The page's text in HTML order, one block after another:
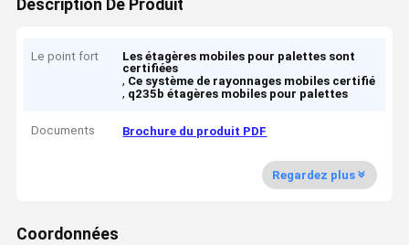
Description De Produit
Le point fort
Les étagères mobiles pour palettes sont
certifiées
, Ce système de rayonnages mobiles certifié
, q235b étagères mobiles pour palettes
Documents Brochure du produit PDF
Regardez plus
Coordonnées